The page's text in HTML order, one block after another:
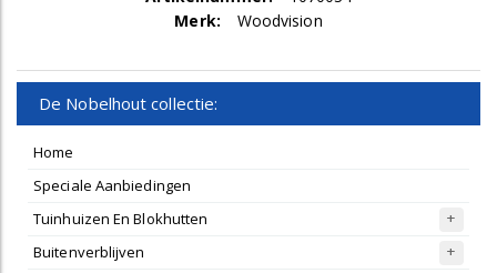
Merk:
Woodvision
De Nobelhout collectie:
Home
Speciale Aanbiedingen
Tuinhuizen En Blokhutten
Buitenverblijven